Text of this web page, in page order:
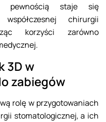
pewnością staje się
chirurgii
korzyści zarówno
3D w
zabiegów
rolę w przygotowaniach
stomatologicznej, a ich